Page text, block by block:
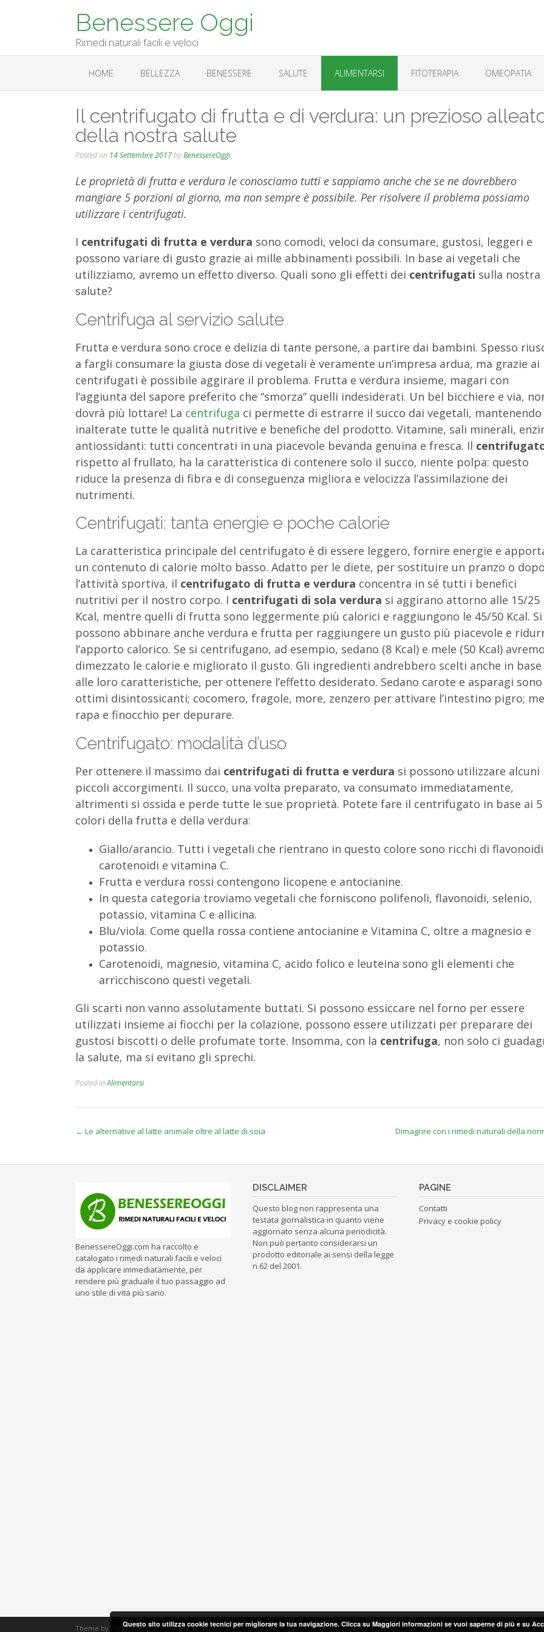
Benessere Oggi
Rimedi naturali facili e veloci
HOME BELLEZZA BENESSERE SALUTE ALIMENTARSI FITOTERAPIA OMEOPATIA
Il centrifugato di frutta e di verdura: un prezioso
della nostra salute
Posted on 14 Settembre 2017byBenessereOggi
Le proprietà di frutta e verdura le conosciamo tutti e sappiamo anche che se ne dovrebbero
mangiare 5 porzioni al giorno, ma non sempre è possibile. Per risolvere il problema possiamo
utilizzare i centrifugati.
I centrifugati di frutta e verdura sono comodi, veloci da consumare, gustosi, leggeri e
possono variare di gusto grazie ai mille abbinamenti possibili. In base ai vegetali che
utilizziamo, avremo un effetto diverso. Quali sono gli effetti dei centrifugati sulla nostra
salute?
Centrifuga al servizio salute
Frutta e verdura sono croce e delizia di tante persone, a partire dai bambini. Spesso
a fargli consumare la giusta dose di vegetali è veramente un’impresa ardua, ma grazie ai
centrifugati è possibile aggirare il problema. Frutta e verdura insieme, magari con
l’aggiunta del sapore preferito che “smorza” quelli indesiderati. Un bel bicchiere e via,
dovrà più lottare! La centrifuga ci permette di estrarre il succo dai vegetali, mantenendo
inalterate tutte le qualità nutritive e benefiche del prodotto. Vitamine, sali minerali,
antiossidanti: tutti concentrati in una piacevole bevanda genuina e fresca. Il
rispetto al frullato, ha la caratteristica di contenere solo il succo, niente polpa: questo
riduce la presenza di fibra e di conseguenza migliora e velocizza l’assimilazione dei
nutrimenti.
Centrifugati: tanta energie e poche calorie
La caratteristica principale del centrifugato è di essere leggero, fornire energie e
un contenuto di calorie molto basso. Adatto per le diete, per sostituire un pranzo o dopo
l’attività sportiva, il centrifugato di frutta e verdura concentra in sé tutti i benefici
nutritivi per il nostro corpo. I centrifugati di sola verdura si aggirano attorno alle 15/25
Kcal, mentre quelli di frutta sono leggermente più calorici e raggiungono le 45/50 Kcal. Si
possono abbinare anche verdura e frutta per raggiungere un gusto più piacevole e
l’apporto calorico. Se si centrifugano, ad esempio, sedano (8 Kcal) e mele (50 Kcal) avremo
dimezzato le calorie e migliorato il gusto. Gli ingredienti andrebbero scelti anche in base
alle loro caratteristiche, per ottenere l’effetto desiderato. Sedano carote e asparagi sono
ottimi disintossicanti; cocomero, fragole, more, zenzero per attivare l’intestino pigro;
rapa e finocchio per depurare.
Centrifugato: modalità d’uso
Per ottenere il massimo dai centrifugati di frutta e verdura si possono utilizzare alcuni
piccoli accorgimenti. Il succo, una volta preparato, va consumato immediatamente,
altrimenti si ossida e perde tutte le sue proprietà. Potete fare il centrifugato in base ai 5
colori della frutta e della verdura:
Giallo/arancio. Tutti i vegetali che rientrano in questo colore sono ricchi di
carotenoidi e vitamina C.
Frutta e verdura rossi contengono licopene e antocianine.
In questa categoria troviamo vegetali che forniscono polifenoli, flavonoidi, selenio,
potassio, vitamina C e allicina.
Blu/viola. Come quella rossa contiene antocianine e Vitamina C, oltre a magnesio e
potassio.
Carotenoidi, magnesio, vitamina C, acido folico e leuteina sono gli elementi che
arricchiscono questi vegetali.
Gli scarti non vanno assolutamente buttati. Si possono essiccare nel forno per essere
utilizzati insieme ai fiocchi per la colazione, possono essere utilizzati per preparare dei
gustosi biscotti o delle profumate torte. Insomma, con la centrifuga, non solo ci
la salute, ma si evitano gli sprechi.
Posted inAlimentarsi
Post
← Le alternative al latte animale oltre al latte di soia Dimagrire con i rimedi naturali della
BenessereOggi.com ha raccolto e
catalogato i rimedi naturali facili e veloci
da applicare immediatamente, per
rendere più graduale il tuo passaggio ad
uno stile di vita più sano.
DISCLAIMER
Questo blog non rappresenta una
testata giornalistica in quanto viene
aggiornato senza alcuna periodicità.
Non può pertanto considerarsi un
prodotto editoriale ai sensi della legge
n.62 del 2001.
PAGINE
Contatti
Privacy e cookie policy
Theme by Freelancelot
Questo sito utilizza cookie tecnici per migliorare la tua navigazione. Clicca su Maggiori informazioni se vuoi saperne di più e su